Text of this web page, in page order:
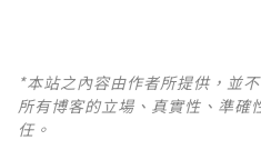
*本站之內容由作者所提供，並
所有博客的立場、真實性、準確
任。